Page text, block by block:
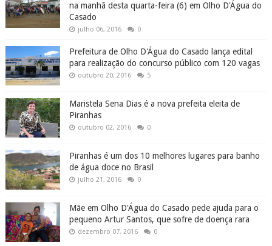
na manhã desta quarta-feira (6) em Olho D'Água do
Casado
julho 06, 2016 0
Prefeitura de Olho D'Água do Casado lança edital
para realização do concurso público com 120 vagas
outubro 20, 2016 5
Maristela Sena Dias é a nova prefeita eleita de
Piranhas
outubro 02, 2016 0
Piranhas é um dos 10 melhores lugares para banho
de água doce no Brasil
julho 21, 2016 0
Mãe em Olho D'Água do Casado pede ajuda para o
pequeno Artur Santos, que sofre de doença rara
dezembro 07, 2016 0